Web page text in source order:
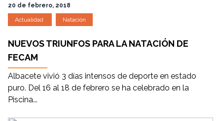
20 de febrero, 2018
Actualidad Natación
NUEVOS TRIUNFOS PARA LA NATACIÓN DE
FECAM
Albacete vivió 3 días intensos de deporte en estado
puro. Del 16 al 18 de febrero se ha celebrado en la
Piscina...